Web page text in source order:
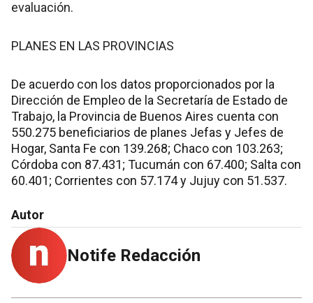
evaluación.
PLANES EN LAS PROVINCIAS
De acuerdo con los datos proporcionados por la
Dirección de Empleo de la Secretaría de Estado de
Trabajo, la Provincia de Buenos Aires cuenta con
550.275 beneficiarios de planes Jefas y Jefes de
Hogar, Santa Fe con 139.268; Chaco con 103.263;
Córdoba con 87.431; Tucumán con 67.400; Salta con
60.401; Corrientes con 57.174 y Jujuy con 51.537.
Autor
Notife Redacción